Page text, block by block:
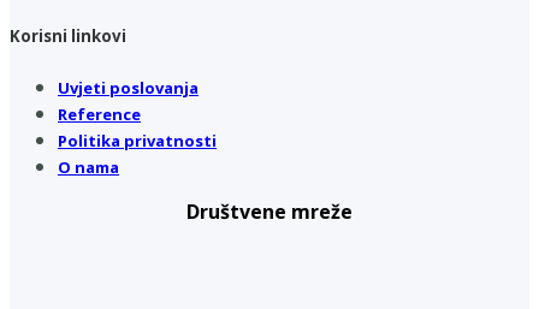
Korisni linkovi
Uvjeti poslovanja
Reference
Politika privatnosti
O nama
Društvene mreže